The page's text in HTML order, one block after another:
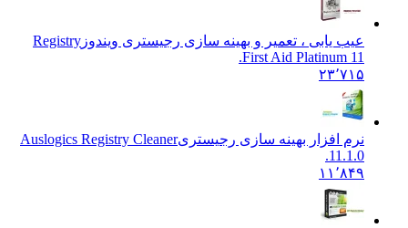
عیب یابی ، تعمیر و بهینه سازی رجیستری ویندوز Registry
First Aid Platinum 11.
۲۳٬۷۱۵
نرم افزار بهینه سازی رجیستریAuslogics Registry Cleaner
11.1.0.
۱۱٬۸۴۹